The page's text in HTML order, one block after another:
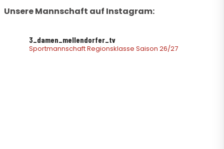
Unsere Mannschaft auf Instagram:
3_damen_mellendorfer_tv
SportmannschaftRegionsklasse Saison 26/27